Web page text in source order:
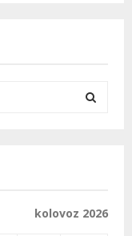
kolovoz 2026